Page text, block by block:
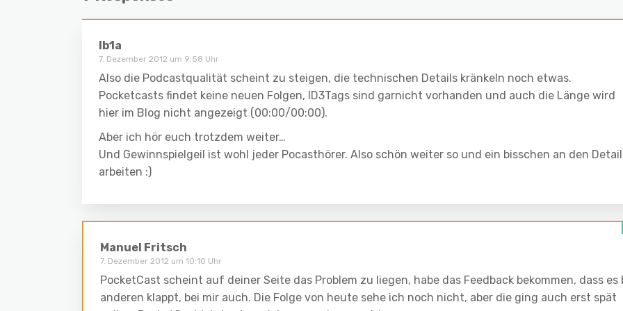
lb1a
7. Dezember 2012 um 9:58 Uhr
Also die Podcastqualität scheint zu steigen, die technischen Details kränkeln noch etwas.
Pocketcasts findet keine neuen Folgen, ID3Tags sind garnicht vorhanden und auch die Länge wird
hier im Blog nicht angezeigt (00:00/00:00).
Aber ich hör euch trotzdem weiter…
Und Gewinnspielgeil ist wohl jeder Pocasthörer. Also schön weiter so und ein bisschen an den
arbeiten :)
Manuel Fritsch
7. Dezember 2012 um 10:10 Uhr
PocketCast scheint auf deiner Seite das Problem zu liegen, habe das Feedback bekommen, dass es
anderen klappt, bei mir auch. Die Folge von heute sehe ich noch nicht, aber die ging auch erst spät